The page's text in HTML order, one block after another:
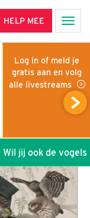
HELP MEE
Log in of meld je
gratis aan en volg
alle livestreams
Wil jij ook de vogels